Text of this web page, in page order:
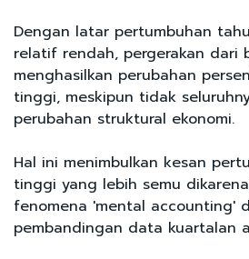
Dengan latar pertumbuhan
relatif rendah, pergerakan dari
menghasilkan perubahan
tinggi, meskipun tidak
perubahan struktural ekonomi.
Hal ini menimbulkan kesan
tinggi yang lebih semu
fenomena 'mental accounting'
pembandingan data kuartalan